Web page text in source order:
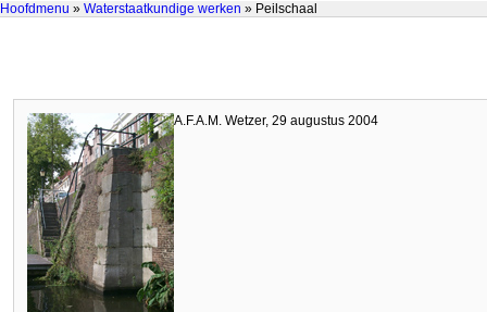
Hoofdmenu » Waterstaatkundige werken » Peilschaal
A.F.A.M. Wetzer, 29 augustus 2004